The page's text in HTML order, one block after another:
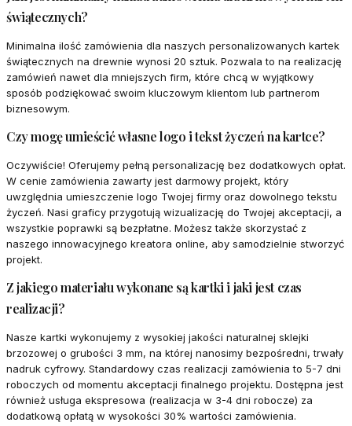
świątecznych?
Minimalna ilość zamówienia dla naszych personalizowanych kartek
świątecznych na drewnie wynosi 20 sztuk. Pozwala to na realizację
zamówień nawet dla mniejszych firm, które chcą w wyjątkowy
sposób podziękować swoim kluczowym klientom lub partnerom
biznesowym.
Czy mogę umieścić własne logo i tekst życzeń na kartce?
Oczywiście! Oferujemy pełną personalizację bez dodatkowych opłat.
W cenie zamówienia zawarty jest darmowy projekt, który
uwzględnia umieszczenie logo Twojej firmy oraz dowolnego tekstu
życzeń. Nasi graficy przygotują wizualizację do Twojej akceptacji, a
wszystkie poprawki są bezpłatne. Możesz także skorzystać z
naszego innowacyjnego kreatora online, aby samodzielnie stworzyć
projekt.
Z jakiego materiału wykonane są kartki i jaki jest czas
realizacji?
Nasze kartki wykonujemy z wysokiej jakości naturalnej sklejki
brzozowej o grubości 3 mm, na której nanosimy bezpośredni, trwały
nadruk cyfrowy. Standardowy czas realizacji zamówienia to 5-7 dni
roboczych od momentu akceptacji finalnego projektu. Dostępna jest
również usługa ekspresowa (realizacja w 3-4 dni robocze) za
dodatkową opłatą w wysokości 30% wartości zamówienia.